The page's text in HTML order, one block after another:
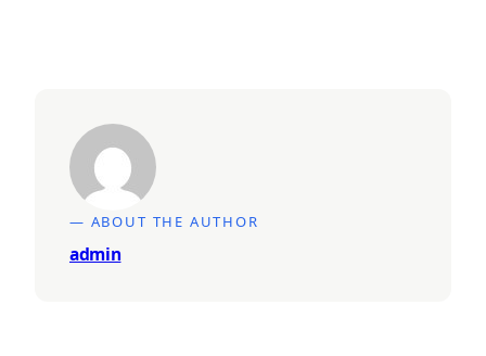
— ABOUT THE AUTHOR
admin